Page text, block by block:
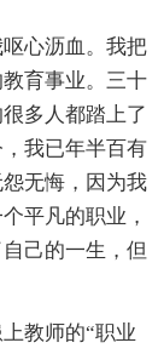
心沥血。我把
育事业。三十
多人都踏上了
我已年半百有
无悔，因为我
平凡的职业，
己的一生，但
教师的“职业